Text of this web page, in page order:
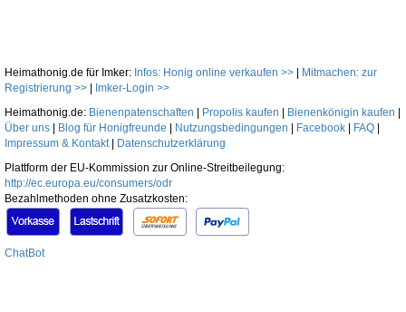
Heimathonig.de für Imker: Infos: Honig online verkaufen >>
Mitmachen: zur
Registrierung >>
Imker-Login >>
Heimathonig.de: Bienenpatenschaften Propolis kaufen Bienenkönigin kaufen
Über uns
Blog für Honigfreunde Nutzungsbedingungen Facebook FAQ
Impressum & Kontakt|
Datenschutzerklärung
Plattform der EU-Kommission zur Online-Streitbeilegung:
http://ec.europa.eu/consumers/odr
Bezahlmethoden ohne Zusatzkosten:
ChatBot